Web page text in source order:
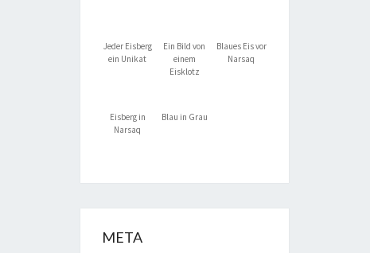
Jeder Eisberg
ein Unikat
Ein Bild von
einem
Eisklotz
Blaues Eis vor
Narsaq
Eisberg in
Narsaq
Blau in Grau
META